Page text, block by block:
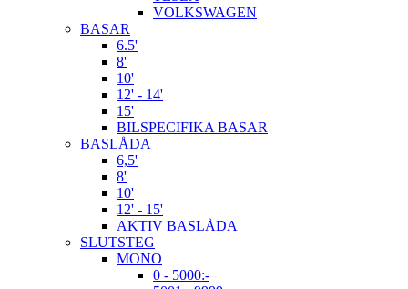
VOLKSWAGEN
BASAR
6.5'
8'
10'
12' - 14'
15'
BILSPECIFIKA BASAR
BASLÅDA
6,5'
8'
10'
12' - 15'
AKTIV BASLÅDA
SLUTSTEG
MONO
0 - 5000:-